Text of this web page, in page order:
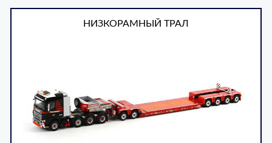
НИЗКОРАМНЫЙ ТРАЛ